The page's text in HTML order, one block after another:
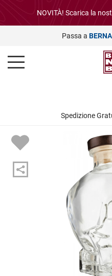
NOVITÀ! Scarica la
Passa a
Spedizione